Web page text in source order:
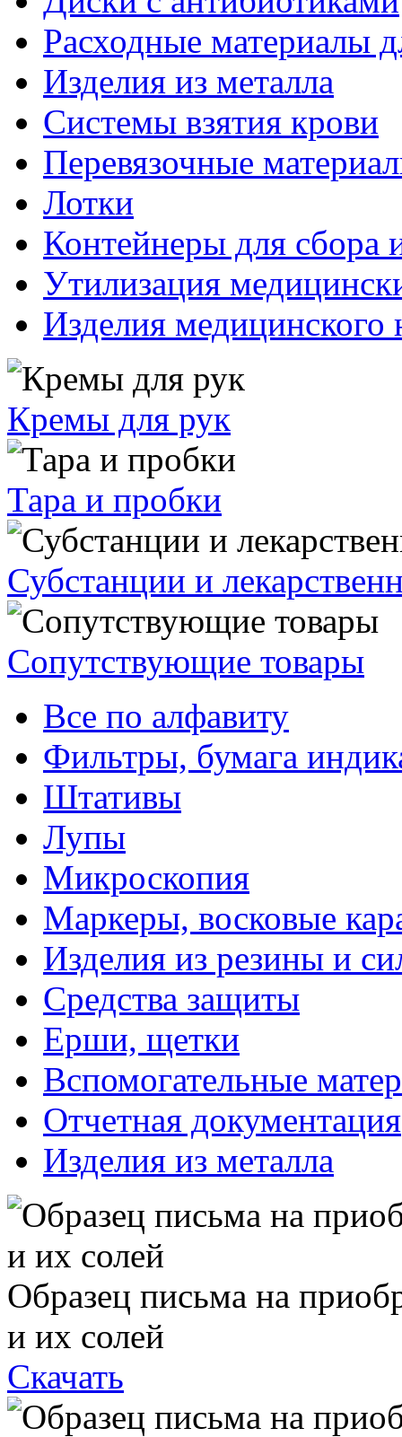
Расходные материалы
Изделия из металла
Системы взятия крови
Перевязочные
Лотки
Контейнеры для сбора
Утилизация
Изделия медицинского
Кремы для рук
Тара и пробки
Субстанции и
Сопутствующие товары
Все по алфавиту
Фильтры, бумага
Штативы
Лупы
Микроскопия
Маркеры, восковые
Изделия из резины и
Средства защиты
Ерши, щетки
Вспомогательные
Отчетная документация
Изделия из металла
Образец письма на
и их солей
Скачать